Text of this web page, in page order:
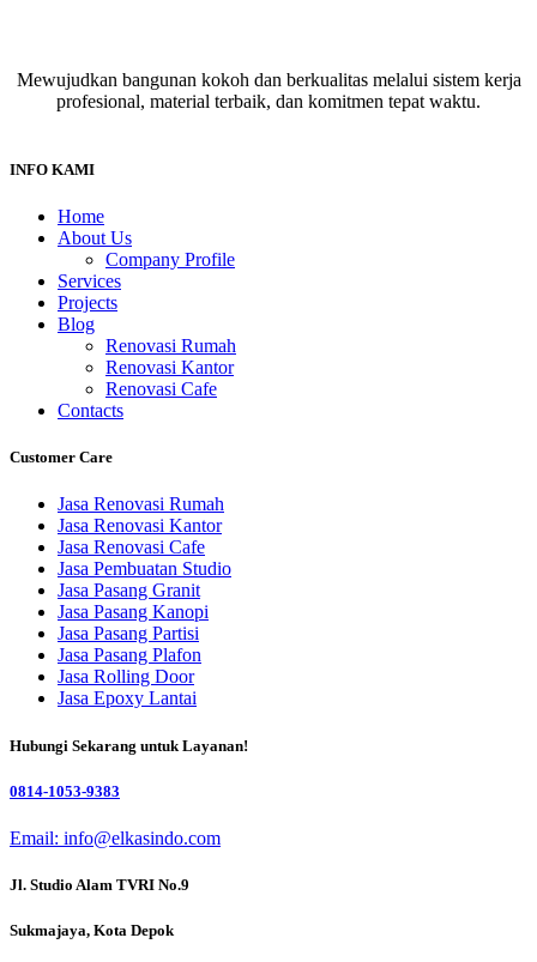
Mewujudkan bangunan kokoh dan berkualitas melalui sistem kerja
profesional, material terbaik, dan komitmen tepat waktu.
INFO KAMI
Home
About Us
Company Profile
Services
Projects
Blog
Renovasi Rumah
Renovasi Kantor
Renovasi Cafe
Contacts
Customer Care
Jasa Renovasi Rumah
Jasa Renovasi Kantor
Jasa Renovasi Cafe
Jasa Pembuatan Studio
Jasa Pasang Granit
Jasa Pasang Kanopi
Jasa Pasang Partisi
Jasa Pasang Plafon
Jasa Rolling Door
Jasa Epoxy Lantai
Hubungi Sekarang untuk Layanan!
0814-1053-9383
Email: info@elkasindo.com
Jl. Studio Alam TVRI No.9
Sukmajaya, Kota Depok